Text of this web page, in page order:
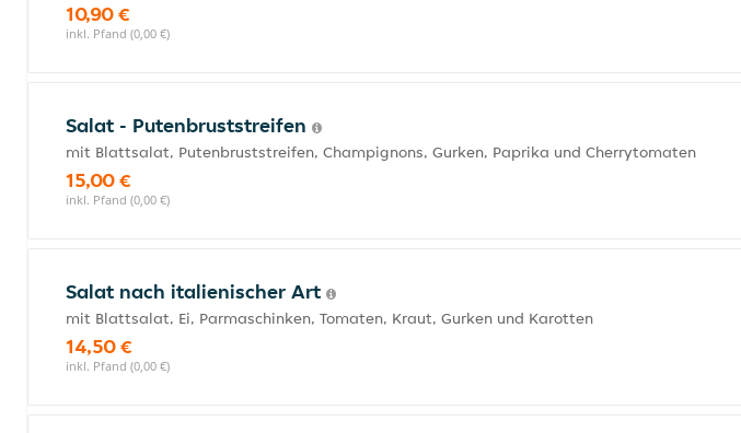
10,90 €
inkl. Pfand (0,00 €)
Salat - Putenbruststreifen
mit Blattsalat, Putenbruststreifen, Champignons, Gurken, Paprika und Cherrytomaten
15,00 €
inkl. Pfand (0,00 €)
Salat nach italienischer Art
mit Blattsalat, Ei, Parmaschinken, Tomaten, Kraut, Gurken und Karotten
14,50 €
inkl. Pfand (0,00 €)